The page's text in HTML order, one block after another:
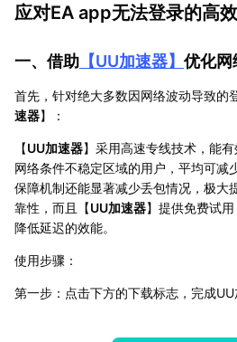
应对EA app无法登录的高
一、借助 【UU加速器】 优化网
首先，针对绝大多数因网络波动导致的
速器】：
【UU加速器】采用高速专线技术，能
网络条件不稳定区域的用户，平均可减
保障机制还能显著减少丢包情况，极大
靠性，而且【UU加速器】提供免费试用
降低延迟的效能。
使用步骤：
第一步：点击下方的下载标志，完成UU